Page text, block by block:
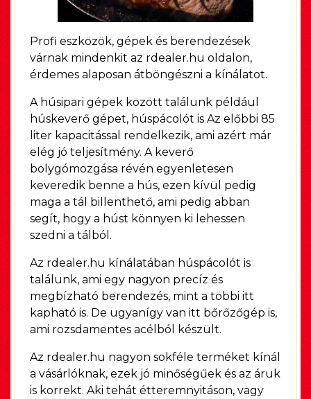
Profi eszközök, gépek és berendezések
várnak mindenkit az rdealer.hu oldalon,
érdemes alaposan átböngészni a kínálatot.
A húsipari gépek között találunk például
húskeverő gépet, húspácolót is Az előbbi 85
liter kapacitással rendelkezik, ami azért már
elég jó teljesítmény. A keverő
bolygómozgása révén egyenletesen
keveredik benne a hús, ezen kívül pedig
maga a tál billenthető, ami pedig abban
segít, hogy a húst könnyen ki lehessen
szedni a tálból.
Az rdealer.hu kínálatában húspácolót is
találunk, ami egy nagyon precíz és
megbízható berendezés, mint a többi itt
kapható is. De ugyanígy van itt bőrőzőgép is,
ami rozsdamentes acélból készült.
Az rdealer.hu nagyon sokféle terméket kínál
a vásárlóknak, ezek jó minőségűek és az áruk
is korrekt. Aki tehát étteremnyitáson, vagy